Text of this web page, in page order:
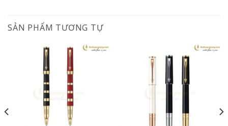
SẢN PHẨM TƯƠNG TỰ